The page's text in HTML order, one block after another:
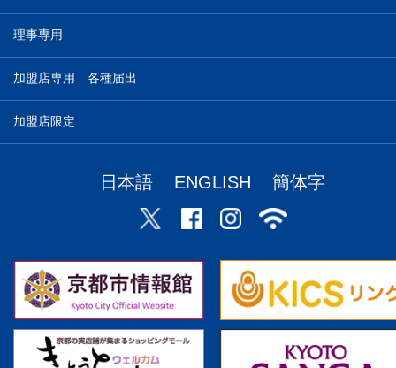
理事専用
加盟店専用 各種届出
加盟店限定
日本語 ENGLISH 簡体字